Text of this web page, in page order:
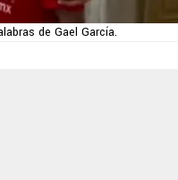
de Gael García.